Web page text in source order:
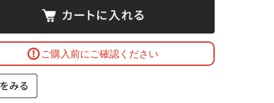
ご購入前にご確認ください